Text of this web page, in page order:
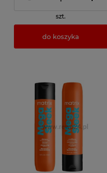
szt.
do koszyka